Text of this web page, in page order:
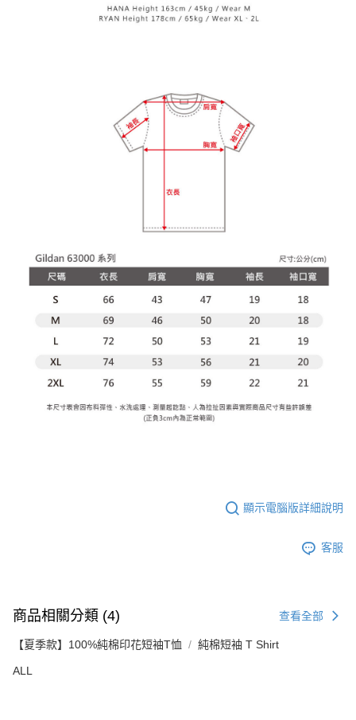
顯示電腦版詳細說明
客服
商品相關分類 (4) 查看全部
【夏季款】100%純棉印花短袖T恤 純棉短袖 T Shirt
ALL